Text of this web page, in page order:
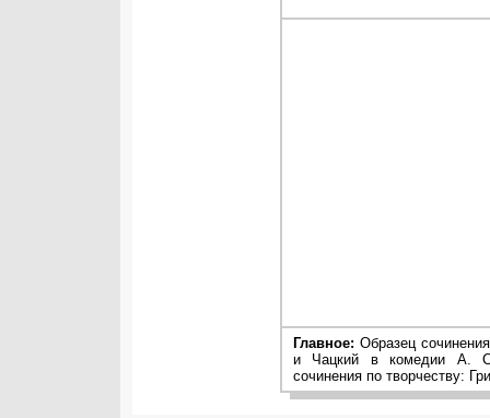
Главное: Образец
и Чацкий в комедии А.
сочинения по творчеству: